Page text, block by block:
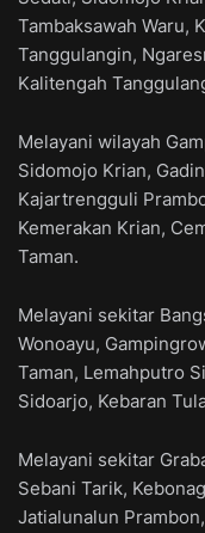
Tambaksawah Waru,
Tanggulangin,
Kalitengah
Melayani wilayah
Sidomojo Krian,
Kajartrengguli
Kemerakan Krian,
Taman.
Melayani sekitar
Wonoayu,
Taman, Lemahputro
Sidoarjo, Kebaran
Melayani sekitar
Sebani Tarik,
Jatialunalun